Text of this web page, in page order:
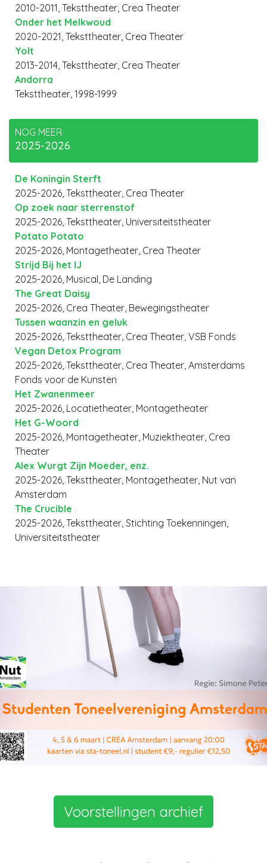
2010-2011, Teksttheater, Crea Theater
Onder het Melkwoud
2020-2021, Teksttheater, Crea Theater
Yolt
2013-2014, Teksttheater, Crea Theater
Andorra
Teksttheater, 1998-1999
NOG MEER
2025-2026
De Koningin Sterft
2025-2026, Teksttheater, Crea Theater
Op zoek naar sterrenstof
2025-2026, Teksttheater, Universiteitstheater
Potato Potato
2025-2026, Montagetheater, Crea Theater
Strijd Bij het IJ
2025-2026, Musical, De Landing
The Great Daisy
2025-2026, Crea Theater, Bewegingstheater
Tussen waanzin en geluk
2025-2026, Teksttheater, Crea Theater, VSB Fonds
Vegan Detox Program
2025-2026, Teksttheater, Crea Theater, Amsterdams
Fonds voor de Kunsten
Het Zwanenmeer
2025-2026, Locatietheater, Montagetheater
Het G-Woord
2025-2026, Montagetheater, Muziektheater, Crea
Theater
Alex Wurgt Zijn Moeder, enz.
2025-2026, Teksttheater, Montagetheater, Nut van
Amsterdam
The Crucible
2025-2026, Teksttheater, Stichting Toekenningen,
Universiteitstheater
Voorstellingen archief